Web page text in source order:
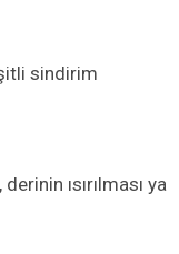
sindirim
ısırılması ya